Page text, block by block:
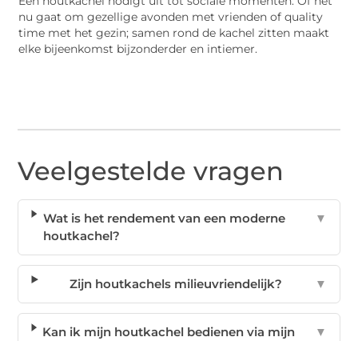
nu gaat om gezellige avonden met vrienden of quality
time met het gezin; samen rond de kachel zitten maakt
elke bijeenkomst bijzonderder en intiemer.
Veelgestelde vragen
Wat is het rendement van een moderne
houtkachel?
▼
Zijn houtkachels milieuvriendelijk? ▼
Kan ik mijn houtkachel bedienen via mijn
▼